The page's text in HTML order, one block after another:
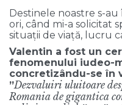
Destinele noastre s-
ori, când mi-a solicitat
situații de viață, lucru
Valentin a fost un
fenomenului iudeo-
concretizându-se în
”Dezvaluiri uluitoare
Romania de gigantica